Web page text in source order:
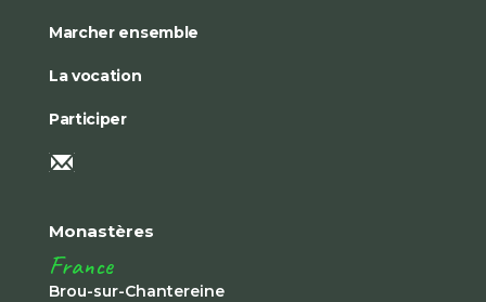
Marcher ensemble
La vocation
Participer
Monastères
France
Brou-sur-Chantereine